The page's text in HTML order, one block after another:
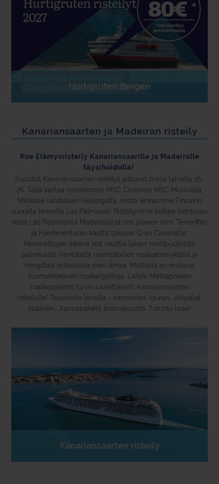
Hurtigruten Bergen
Kanariansaarten ja Madeiran risteily
Koe Elämysristeily Kanariansaarille ja Madeiralle
täysihoidolla!
Suositut Kanariansaarten risteilyt jatkuvat myös talvella 25-
26. Tällä kertaa risteilemme MSC Cruisesin MSC Musicalla.
Matkalle lähdetään Helsingistä, mistä lennämme Finnairin
suoralla lennolla Las Palmasiin. Risteilymme kulkee kiehtovan
reitin Las Palmasista Madeiralle ja sen jälkeen mm. Teneriffan
ja Fuerteventuran kautta takaisin Gran Canarialle.
Merimatkojen aikana voit nauttia laivan monipuolisista
palveluista, herkutella ravintoloiden makuelämyksillä ja
hengittää virkistävää meri-ilmaa. Matkalla on mukana
suomenkielinen matkanjohtaja. Lähde Matkapoikien
matkapaketin turvin luotettavasti Kanariansaarten
risteilylle! Täysihoito laivalla - aamiainen, lounas, välipalat,
illallinen. Juomapaketit lisämaksusta. Tutustu lisää!
Kanariansaarten risteily